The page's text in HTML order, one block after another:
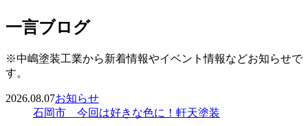
一言ブログ
※中嶋塗装工業から新着情報やイベント情報などお知らせで
す。
2026.08.07お知らせ
石岡市 今回は好きな色に！軒天塗装